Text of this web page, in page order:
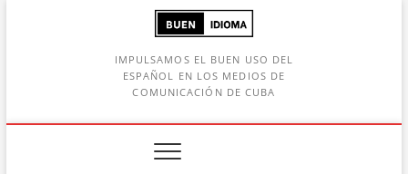
IMPULSAMOS EL BUEN USO DEL
ESPAÑOL EN LOS MEDIOS DE
COMUNICACIÓN DE CUBA